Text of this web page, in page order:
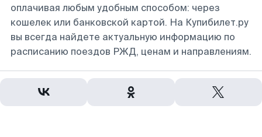
оплачивая любым удобным способом: через
кошелек или банковской картой. На Купибилет.ру
вы всегда найдете актуальную информацию по
расписанию поездов РЖД, ценам и направлениям.